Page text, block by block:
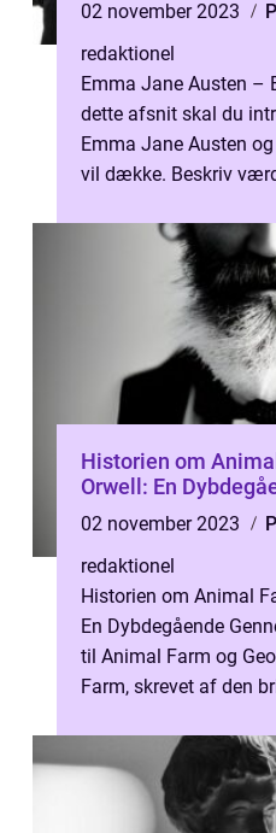
02 november 2023
redaktionel
Emma Jane Austen –
dette afsnit skal du
Emma Jane Austen
vil dække. Beskriv
Historien om
Orwell: En
02 november 2023
redaktionel
Historien om Animal
En Dybdegående
til Animal Farm og
Farm, skrevet af den